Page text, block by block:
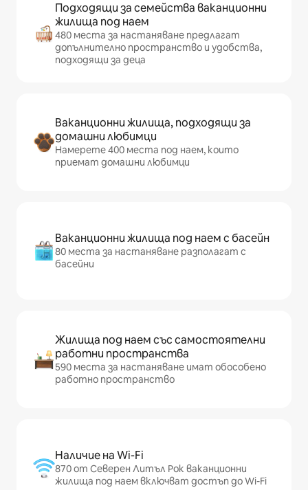
Подходящи за семейства ваканционни
жилища под наем
480 места за настаняване предлагат
допълнително пространство и удобства,
подходящи за деца
Ваканционни жилища, подходящи за
домашни любимци
Намерете 400 места под наем, които
приемат домашни любимци
Ваканционни жилища под наем с басейн
80 места за настаняване разполагат с
басейни
Жилища под наем със самостоятелни
работни пространства
590 места за настаняване имат обособено
работно пространство
Наличие на Wi-Fi
870 от Северен Литъл Рок ваканционни
жилища под наем включват достъп до Wi-Fi